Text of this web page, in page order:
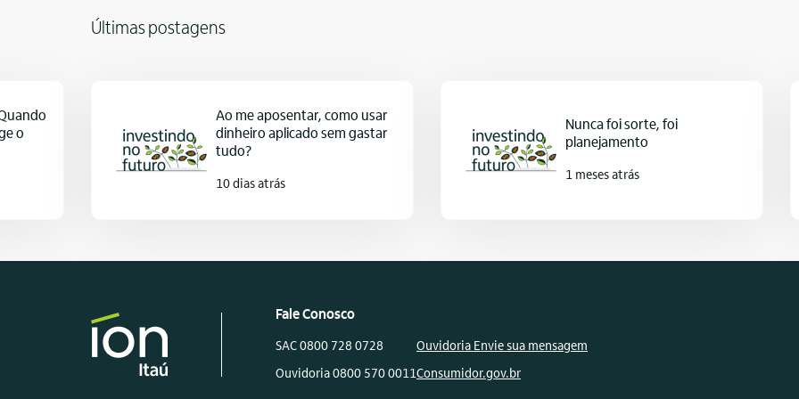
Últimas postagens
o
Ao me aposentar, como usar
dinheiro aplicado sem gastar
tudo?
10 dias atrás
Nunca foi sorte, foi
planejamento
1 meses atrás
Fale Conosco
SAC 0800 728 0728
Ouvidoria 0800 570 0011
Ouvidoria Envie sua mensagem
Consumidor.gov.br